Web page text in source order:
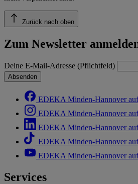
Zurück nach oben
Zum Newsletter
Deine E-Mail-Adresse (Pflichtfeld)
Absenden
EDEKA Minden-Hannover
EDEKA Minden-Hannover
EDEKA Minden-Hannover
EDEKA Minden-Hannover
EDEKA Minden-Hannover
Services